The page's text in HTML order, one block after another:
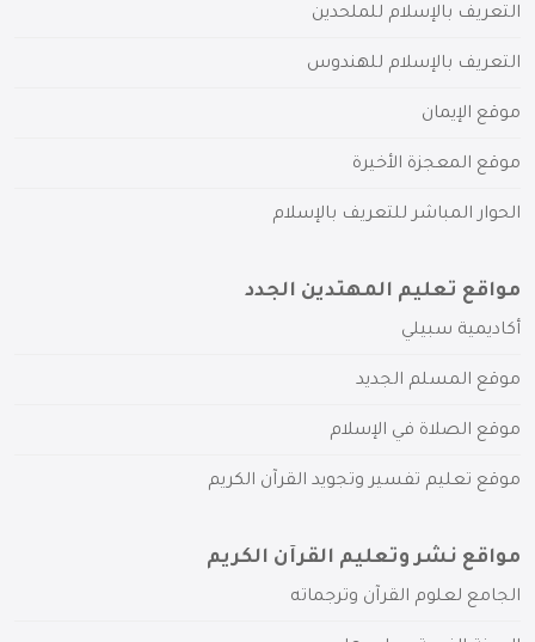
التعريف بالإسلام للملحدين
التعريف بالإسلام للهندوس
موقع الإيمان
موقع المعجزة الأخيرة
الحوار المباشر للتعريف بالإسلام
مواقع تعليم المهتدين الجدد
أكاديمية سبيلي
موقع المسلم الجديد
موقع الصلاة في الإسلام
موقع تعليم تفسير وتجويد القرآن الكريم
مواقع نشر وتعليم القرآن الكريم
الجامع لعلوم القرآن وترجماته